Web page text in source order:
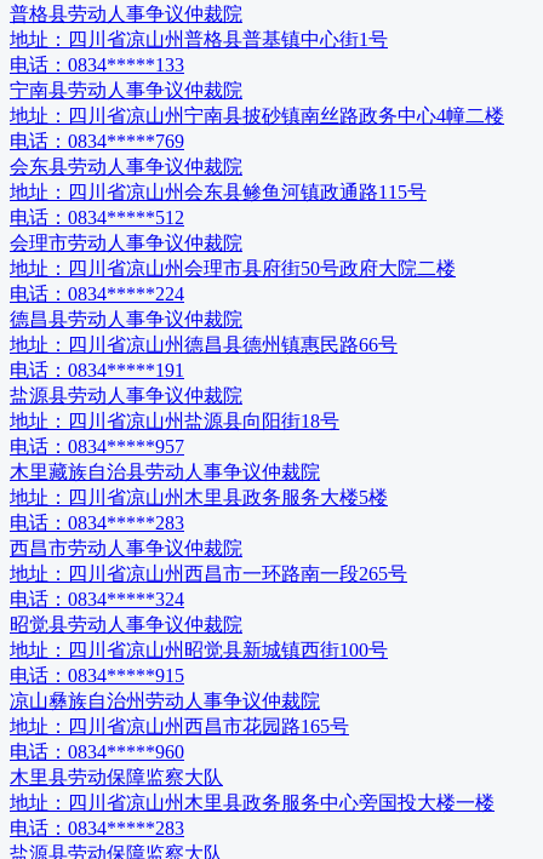
普格县劳动人事争议仲裁院
地址： 四川省凉山州普格县普基镇中心街1号
电话： 0834*****133
宁南县劳动人事争议仲裁院
地址： 四川省凉山州宁南县披砂镇南丝路政务中心4幢二楼
电话： 0834*****769
会东县劳动人事争议仲裁院
地址： 四川省凉山州会东县鲹鱼河镇政通路115号
电话： 0834*****512
会理市劳动人事争议仲裁院
地址： 四川省凉山州会理市县府街50号政府大院二楼
电话： 0834*****224
德昌县劳动人事争议仲裁院
地址： 四川省凉山州德昌县德州镇惠民路66号
电话： 0834*****191
盐源县劳动人事争议仲裁院
地址： 四川省凉山州盐源县向阳街18号
电话： 0834*****957
木里藏族自治县劳动人事争议仲裁院
地址： 四川省凉山州木里县政务服务大楼5楼
电话： 0834*****283
西昌市劳动人事争议仲裁院
地址： 四川省凉山州西昌市一环路南一段265号
电话： 0834*****324
昭觉县劳动人事争议仲裁院
地址： 四川省凉山州昭觉县新城镇西街100号
电话： 0834*****915
凉山彝族自治州劳动人事争议仲裁院
地址： 四川省凉山州西昌市花园路165号
电话： 0834*****960
木里县劳动保障监察大队
地址： 四川省凉山州木里县政务服务中心旁国投大楼一楼
电话： 0834*****283
盐源县劳动保障监察大队